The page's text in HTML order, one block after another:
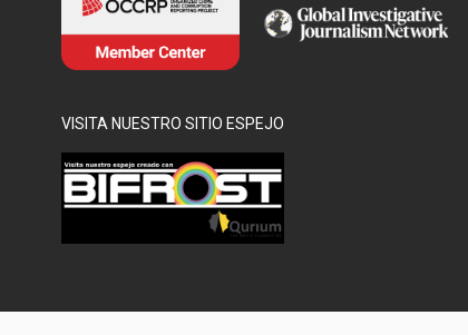
VISITA NUESTRO SITIO ESPEJO